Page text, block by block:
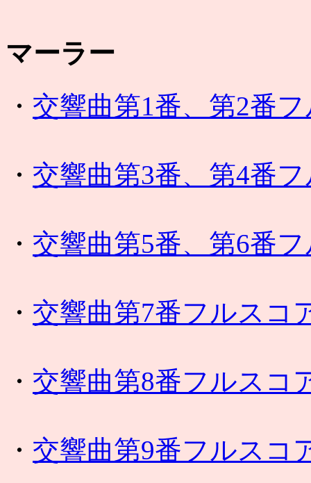
マーラー
・ 交響曲第1番、第2番
・ 交響曲第3番、第4番
・ 交響曲第5番、第6番
・ 交響曲第7番フルスコ
・ 交響曲第8番フルスコ
・ 交響曲第9番フルスコ